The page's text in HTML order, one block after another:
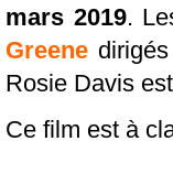
mars 2019.
Greene
Rosie Davis est
Ce film est à